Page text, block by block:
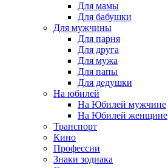
Для мамы
Для бабушки
Для мужчины
Для парня
Для друга
Для мужа
Для папы
Для дедушки
На юбилей
На Юбилей мужчине
На Юбилей женщине
Транспорт
Кино
Профессии
Знаки зодиака